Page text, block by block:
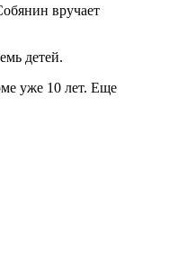
вручает
детей.
уже 10 лет. Еще